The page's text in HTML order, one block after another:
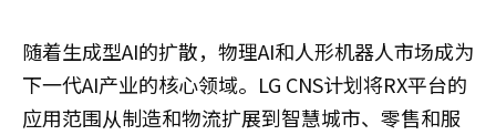
随着生成型AI的扩散，物理AI和人形机器人市场成为
下一代AI产业的核心领域。LG CNS计划将RX平台的
应用范围从制造和物流扩展到智慧城市、零售和服